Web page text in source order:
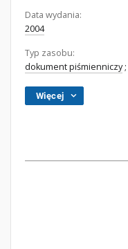
Data wydania:
2004
Typ zasobu:
dokument piśmienniczy;
Więcej